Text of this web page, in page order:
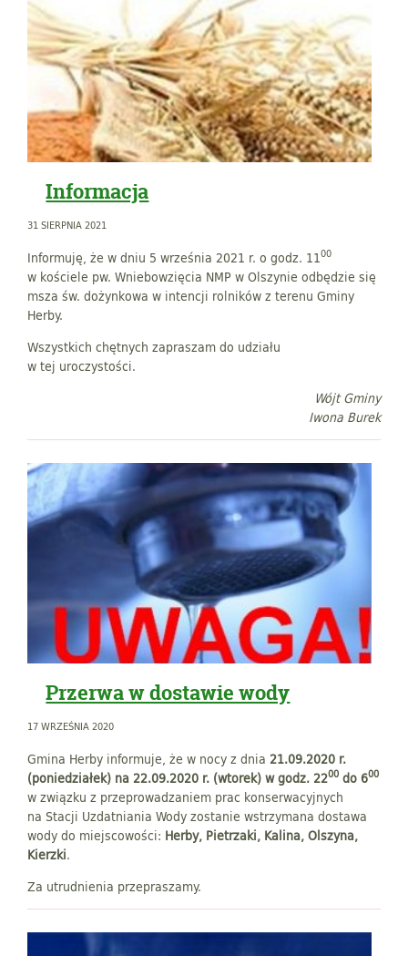
Informacja
31 SIERPNIA 2021
Informuję, że w dniu 5 września 2021 r. o godz. 1100
w kościele pw. Wniebowzięcia NMP w Olszynie odbędzie się
msza św. dożynkowa w intencji rolników z terenu Gminy
Herby.
Wszystkich chętnych zapraszam do udziału
w tej uroczystości.
Wójt Gminy
Iwona Burek
Przerwa w dostawie wody
17 WRZEŚNIA 2020
Gmina Herby informuje, że w nocy z dnia 21.09.2020 r.
(poniedziałek) na 22.09.2020 r. (wtorek) w godz. 2200 do 600
w związku z przeprowadzaniem prac konserwacyjnych
na Stacji Uzdatniania Wody zostanie wstrzymana dostawa
wody do miejscowości: Herby, Pietrzaki, Kalina, Olszyna,
Kierzki.
Za utrudnienia przepraszamy.